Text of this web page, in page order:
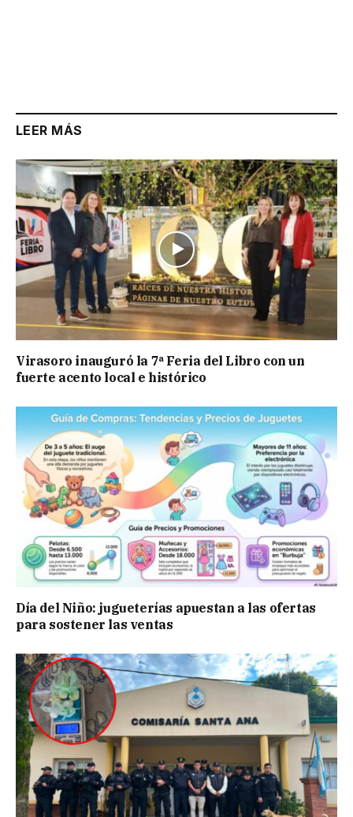
LEER MÁS
Virasoro inauguró la 7ª Feria del Libro con un
fuerte acento local e histórico
Día del Niño: jugueterías apuestan a las ofertas
para sostener las ventas